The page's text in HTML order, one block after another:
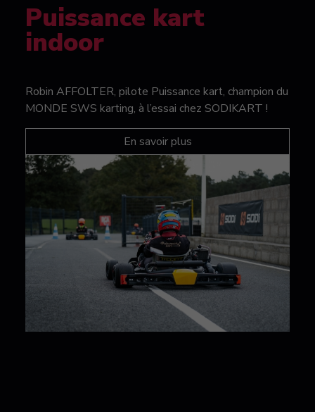
Puissance kart
indoor
Robin AFFOLTER, pilote Puissance kart, champion du
MONDE SWS karting, à l’essai chez SODIKART !
En savoir plus